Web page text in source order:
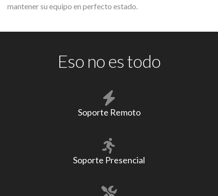
mantener su equipo en perfecto estado.
Eso no es todo
Soporte Remoto
Soporte Presencial